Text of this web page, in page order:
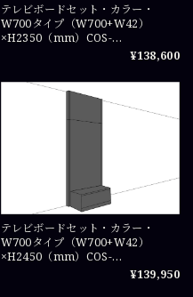
テレビボードセット・カラー・
W700タイプ（W700+W42）
×H2350（mm）COS-
¥138,600
テレビボードセット・カラー・
W700タイプ（W700+W42）
×H2450（mm）COS-
¥139,950